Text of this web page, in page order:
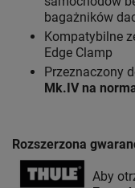
bagażników
Kompatybilne
Edge Clamp
Przeznaczony
Mk.IV na
Rozszerzona
Aby